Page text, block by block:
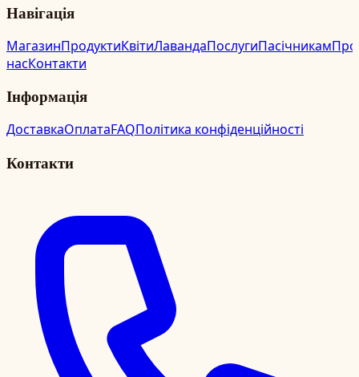
Навігація
МагазинПродуктиКвітиЛавандаПослугиПасічникамПро
насКонтакти
Інформація
ДоставкаОплатаFAQПолітика конфіденційності
Контакти